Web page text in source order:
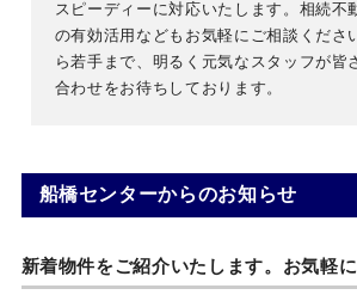
スピーディーに対応いたします。相続不
の有効活用などもお気軽にご相談くださ
ら若手まで、明るく元気なスタッフが皆
合わせをお待ちしております。
船橋センターからのお知らせ
新着物件をご紹介いたします。お気軽に